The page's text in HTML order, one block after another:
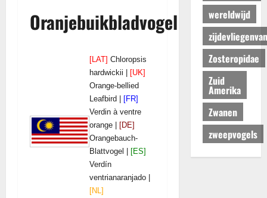
Oranjebuikbladvogel
[LAT] Chloropsis
hardwickii |
[UK]
Orange-bellied
Leafbird |
[FR]
Verdin à ventre
orange |
[DE]
Orangebauch-
Blattvogel |
[ES]
Verdín
ventrianaranjado |
[NL]
wereldwijd
Zosteropidae
Zuid
Amerika
Zwanen
zweepvogels